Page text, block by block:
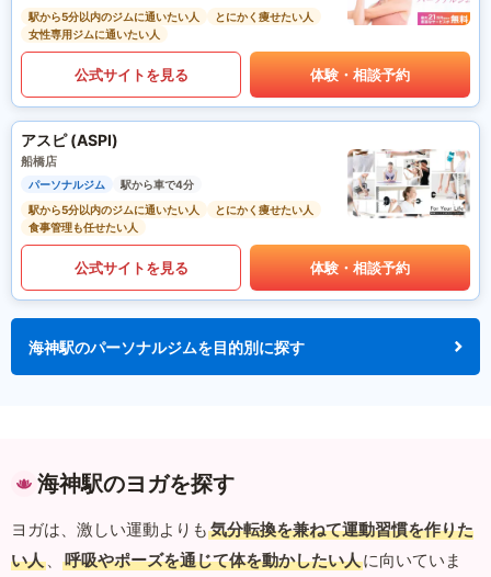
駅から5分以内のジムに通いたい人
とにかく痩せたい人
女性専用ジムに通いたい人
公式サイトを見る 体験・相談予約
アスピ (ASPI)
船橋店
パーソナルジム
駅から車で4分
駅から5分以内のジムに通いたい人
とにかく痩せたい人
食事管理も任せたい人
公式サイトを見る 体験・相談予約
海神駅のパーソナルジムを目的別に探す
海神駅のヨガを探す
ヨガは、激しい運動よりも 気分転換を兼ねて運動習慣を作りた
い人 、 呼吸やポーズを通じて体を動かしたい人に向いていま